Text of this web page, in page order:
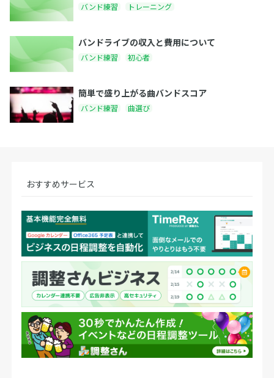
バンド練習 トレーニング
バンドライブの収入と費用について
バンド練習 初心者
簡単で盛り上がる曲バンドスコア
バンド練習 曲選び
おすすめサービス